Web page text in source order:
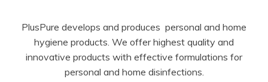
PlusPure develops and produces personal and home
hygiene products. We offer highest quality and
innovative products with effective formulations for
personal and home disinfections.